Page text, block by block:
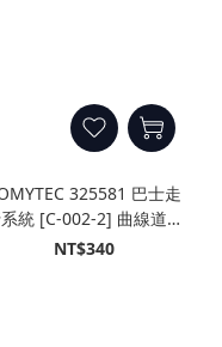
325581 巴士走
統 [C-002-2] 曲線道路
C103-30-RO (6入)
NT$340